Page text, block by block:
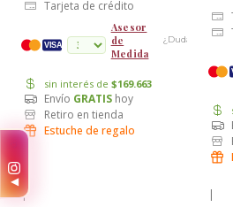
Tarjeta de crédito
VISA
Asesor
de
Medida
¿Dudas?
sin interés de $169.663
Envío GRATIS hoy
Retiro en tienda
Estuche de regalo
| |
✨
◀